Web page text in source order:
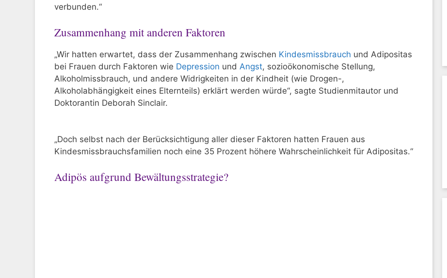
verbunden.“
Zusammenhang mit anderen Faktoren
„Wir hatten erwartet, dass der Zusammenhang zwischen Kindesmissbrauch und Adipositas
bei Frauen durch Faktoren wie Depression und Angst, sozioökonomische Stellung,
Alkoholmissbrauch, und andere Widrigkeiten in der Kindheit (wie Drogen-,
Alkoholabhängigkeit eines Elternteils) erklärt werden würde“, sagte Studienmitautor und
Doktorantin Deborah Sinclair.
„Doch selbst nach der Berücksichtigung aller dieser Faktoren hatten Frauen aus
Kindesmissbrauchsfamilien noch eine 35 Prozent höhere Wahrscheinlichkeit für Adipositas.“
Adipös aufgrund Bewältungsstrategie?